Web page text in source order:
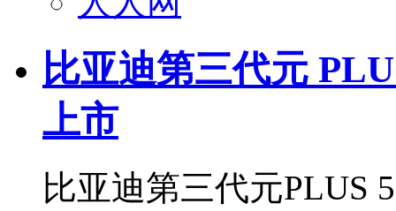
比亚迪第三代元
上市
比亚迪第三代元PLUS